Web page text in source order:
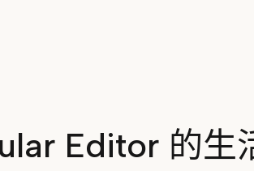
Editor 的生